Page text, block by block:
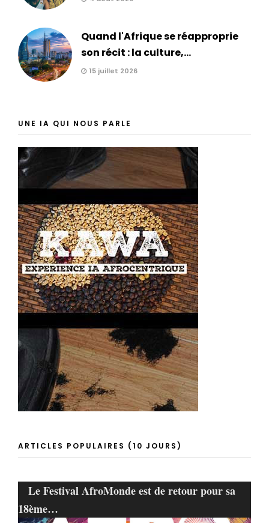
Quand l'Afrique se réapproprie
son récit : la culture,...
15 juillet 2026
UNE IA QUI NOUS PARLE
ARTICLES POPULAIRES (10 JOURS)
Le Festival AfroMonde est de retour pour sa
18ème…